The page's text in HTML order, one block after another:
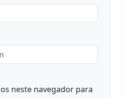
neste navegador para